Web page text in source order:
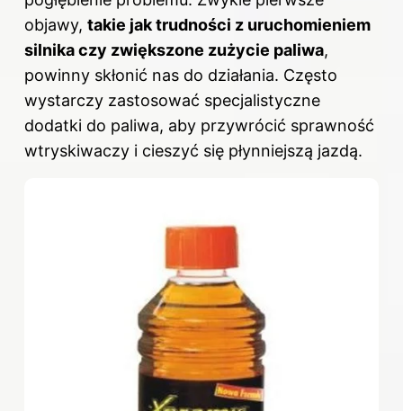
objawy, takie jak trudności z uruchomieniem
silnika czy zwiększone zużycie paliwa,
powinny skłonić nas do działania. Często
wystarczy zastosować specjalistyczne
dodatki do paliwa, aby przywrócić sprawność
wtryskiwaczy i cieszyć się płynniejszą jazdą.